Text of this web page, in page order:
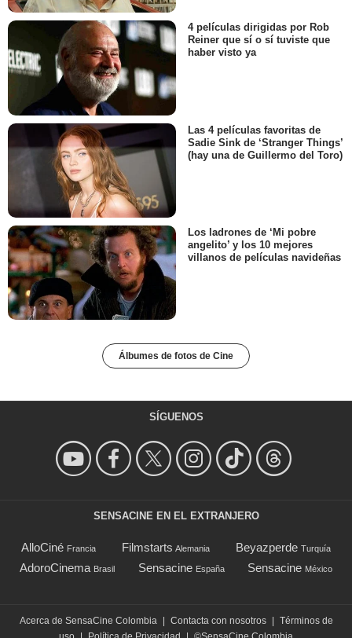
4 películas dirigidas por Rob
Reiner que sí o sí tuviste que
haber visto ya
Las 4 películas favoritas de
Sadie Sink de ‘Stranger Things’
(hay una de Guillermo del Toro)
Los ladrones de ‘Mi pobre
angelito’ y los 10 mejores
villanos de películas navideñas
Álbumes de fotos de Cine
SÍGUENOS
SENSACINE EN EL EXTRANJERO
AlloCiné Francia Filmstarts Alemania Beyazperde Turquía
AdoroCinema Brasil Sensacine España Sensacine México
Acerca de SensaCine Colombia Contacta con nosotros
Términos de